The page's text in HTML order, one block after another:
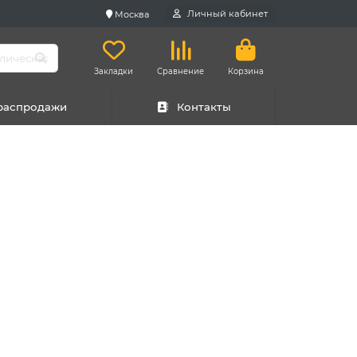
Москва Личный кабинет
Закладки Сравнение Корзина
Контакты